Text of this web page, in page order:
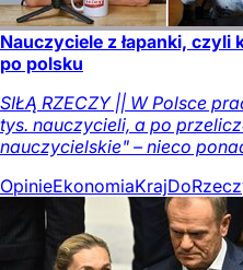
Nauczyciele z łapanki,
po polsku
SIŁĄ RZECZY || W Polsce
tys. nauczycieli, a po
nauczycielskie" – nieco
OpinieEkonomiaKraj